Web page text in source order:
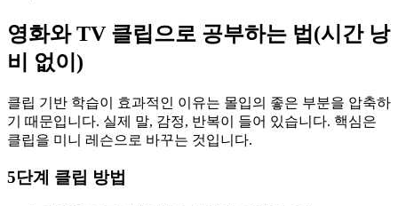
영화와 TV 클립으로 공부하는 법(시간 낭
비 없이)
클립 기반 학습이 효과적인 이유는 몰입의 좋은 부분을 압축하
기 때문입니다. 실제 말, 감정, 반복이 들어 있습니다. 핵심은
클립을 미니 레슨으로 바꾸는 것입니다.
5단계 클립 방법